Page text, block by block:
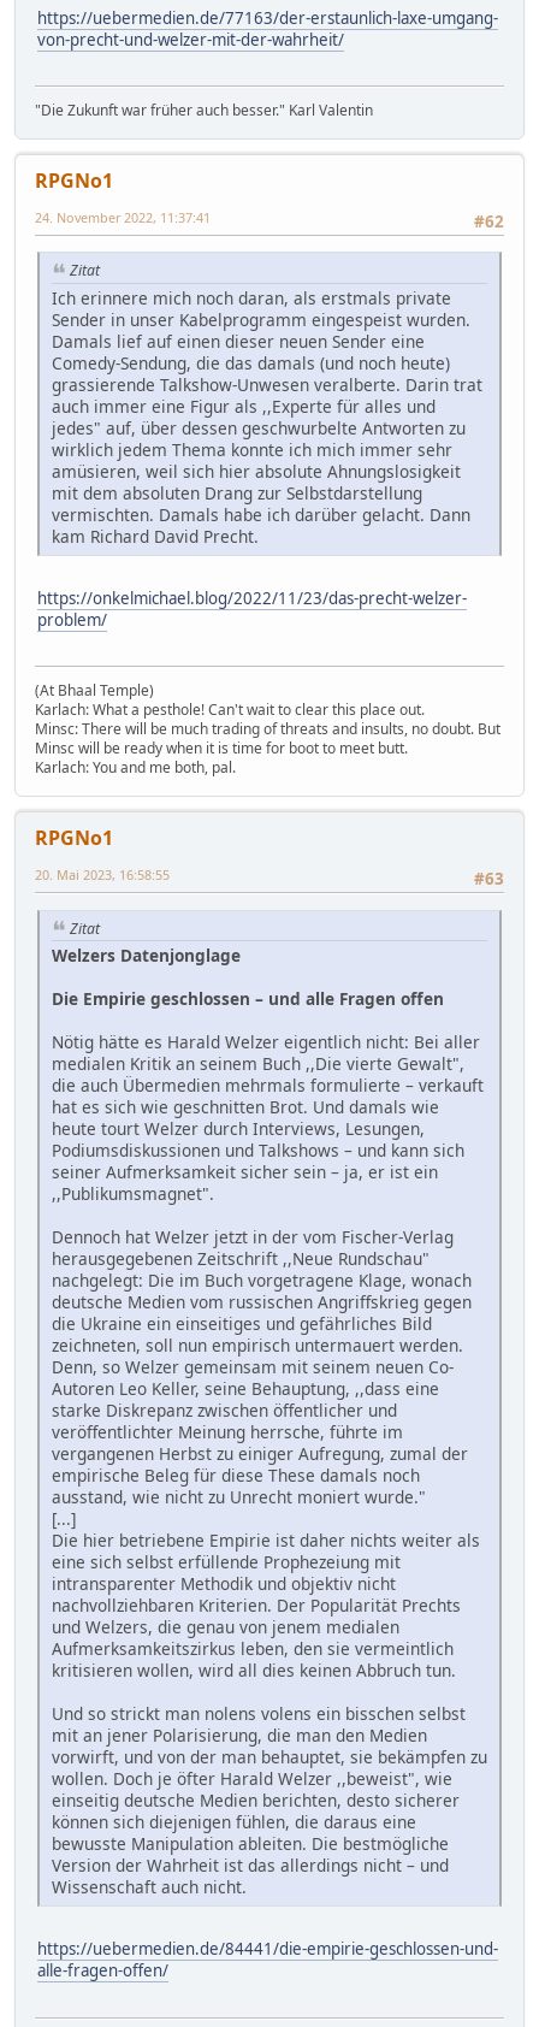
https://uebermedien.de/77163/der-erstaunlich-laxe-umgang-
von-precht-und-welzer-mit-der-wahrheit/
"Die Zukunft war früher auch besser." Karl Valentin
RPGNo1
#62
24. November 2022, 11:37:41
Zitat
Ich erinnere mich noch daran, als erstmals private
Sender in unser Kabelprogramm eingespeist wurden.
Damals lief auf einen dieser neuen Sender eine
Comedy-Sendung, die das damals (und noch heute)
grassierende Talkshow-Unwesen veralberte. Darin trat
auch immer eine Figur als ,,Experte für alles und
jedes" auf, über dessen geschwurbelte Antworten zu
wirklich jedem Thema konnte ich mich immer sehr
amüsieren, weil sich hier absolute Ahnungslosigkeit
mit dem absoluten Drang zur Selbstdarstellung
vermischten. Damals habe ich darüber gelacht. Dann
kam Richard David Precht.
https://onkelmichael.blog/2022/11/23/das-precht-welzer-
problem/
(At Bhaal Temple)
Karlach: What a pesthole! Can't wait to clear this place out.
Minsc: There will be much trading of threats and insults, no doubt. But
Minsc will be ready when it is time for boot to meet butt.
Karlach: You and me both, pal.
RPGNo1
#63
20. Mai 2023, 16:58:55
Zitat
Welzers Datenjonglage
Die Empirie geschlossen – und alle Fragen offen
Nötig hätte es Harald Welzer eigentlich nicht: Bei aller
medialen Kritik an seinem Buch ,,Die vierte Gewalt",
die auch Übermedien mehrmals formulierte – verkauft
hat es sich wie geschnitten Brot. Und damals wie
heute tourt Welzer durch Interviews, Lesungen,
Podiumsdiskussionen und Talkshows – und kann sich
seiner Aufmerksamkeit sicher sein – ja, er ist ein
,,Publikumsmagnet".
Dennoch hat Welzer jetzt in der vom Fischer-Verlag
herausgegebenen Zeitschrift ,,Neue Rundschau"
nachgelegt: Die im Buch vorgetragene Klage, wonach
deutsche Medien vom russischen Angriffskrieg gegen
die Ukraine ein einseitiges und gefährliches Bild
zeichneten, soll nun empirisch untermauert werden.
Denn, so Welzer gemeinsam mit seinem neuen Co-
Autoren Leo Keller, seine Behauptung, ,,dass eine
starke Diskrepanz zwischen öffentlicher und
veröffentlichter Meinung herrsche, führte im
vergangenen Herbst zu einiger Aufregung, zumal der
empirische Beleg für diese These damals noch
ausstand, wie nicht zu Unrecht moniert wurde."
[...]
Die hier betriebene Empirie ist daher nichts weiter als
eine sich selbst erfüllende Prophezeiung mit
intransparenter Methodik und objektiv nicht
nachvollziehbaren Kriterien. Der Popularität Prechts
und Welzers, die genau von jenem medialen
Aufmerksamkeitszirkus leben, den sie vermeintlich
kritisieren wollen, wird all dies keinen Abbruch tun.
Und so strickt man nolens volens ein bisschen selbst
mit an jener Polarisierung, die man den Medien
vorwirft, und von der man behauptet, sie bekämpfen zu
wollen. Doch je öfter Harald Welzer ,,beweist", wie
einseitig deutsche Medien berichten, desto sicherer
können sich diejenigen fühlen, die daraus eine
bewusste Manipulation ableiten. Die bestmögliche
Version der Wahrheit ist das allerdings nicht – und
Wissenschaft auch nicht.
https://uebermedien.de/84441/die-empirie-geschlossen-und-
alle-fragen-offen/